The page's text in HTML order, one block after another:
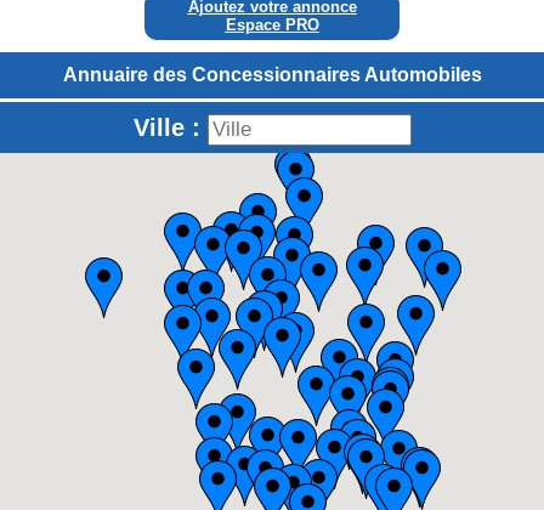
Ajoutez votre annonce
Espace PRO
Annuaire des Concessionnaires Automobiles
Ville :